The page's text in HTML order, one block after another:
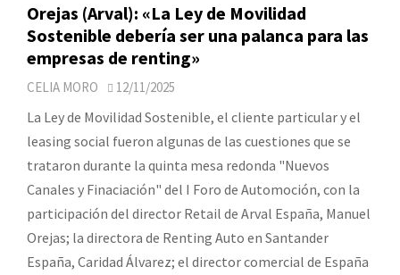
Orejas (Arval): «La Ley de Movilidad
Sostenible debería ser una palanca para las
empresas de renting»
CELIA MORO 12/11/2025
La Ley de Movilidad Sostenible, el cliente particular y el
leasing social fueron algunas de las cuestiones que se
trataron durante la quinta mesa redonda "Nuevos
Canales y Finaciación" del I Foro de Automoción, con la
participación del director Retail de Arval España, Manuel
Orejas; la directora de Renting Auto en Santander
España, Caridad Álvarez; el director comercial de España